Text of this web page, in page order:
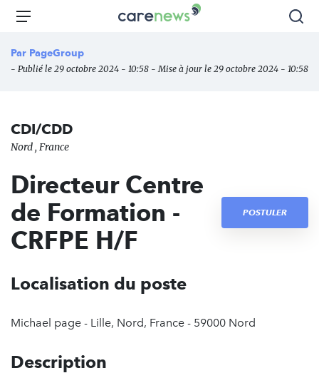
Aller
principal
Carenews,
des
Menu
Par PageGroup
- Publié le 29 octobre 2024 - 10:58 - Mise à jour le 29 octobre 2024 - 10:58
CDI/CDD
Nord , France
Directeur Centre
de Formation -
CRFPE H/F
POSTULER
Localisation du poste
Michael page - Lille, Nord, France - 59000 Nord
Description